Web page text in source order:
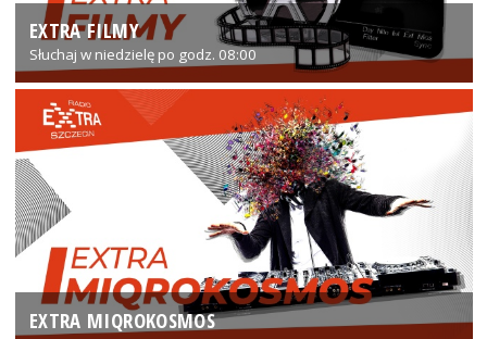
EXTRA FILMY
Słuchaj w niedzielę po godz. 08:00
EXTRA MIQROKOSMOS